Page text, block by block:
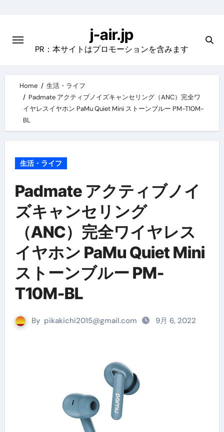
content
j-air.jp
PR：本サイトはプロモーションを含みます
Home
生活・ライフ
Padmate アクティブノイズキャンセリング（ANC）完全ワ
イヤレスイヤホン PaMu Quiet Mini ストーンブルー PM-T10M-
BL
生活・ライフ
Padmate アクティブノイ
ズキャンセリング
（ANC）完全ワイヤレス
イヤホン PaMu Quiet Mini
ストーンブルー PM-
T10M-BL
By pikakichi2015@gmail.com 9月 6, 2022